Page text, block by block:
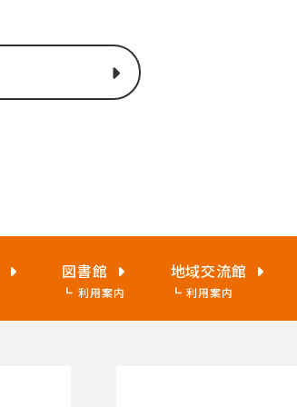
図書館
利用案内
地域交流館
利用案内